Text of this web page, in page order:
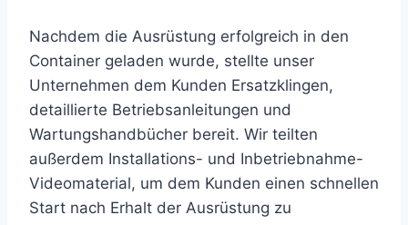
Nachdem die Ausrüstung erfolgreich in den
Container geladen wurde, stellte unser
Unternehmen dem Kunden Ersatzklingen,
detaillierte Betriebsanleitungen und
Wartungshandbücher bereit. Wir teilten
außerdem Installations- und Inbetriebnahme-
Videomaterial, um dem Kunden einen schnellen
Start nach Erhalt der Ausrüstung zu